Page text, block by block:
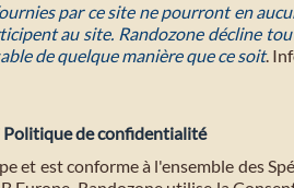
par ce site ne pourront en
au site. Randozone décline
de quelque manière que ce soit.
Politique de confidentialité
et est conforme à l'ensemble des